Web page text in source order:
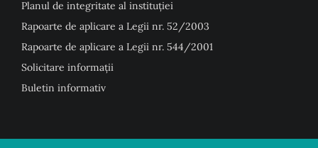
Planul de integritate al instituției
Rapoarte de aplicare a Legii nr. 52/2003
Rapoarte de aplicare a Legii nr. 544/2001
Solicitare informații
Buletin informativ